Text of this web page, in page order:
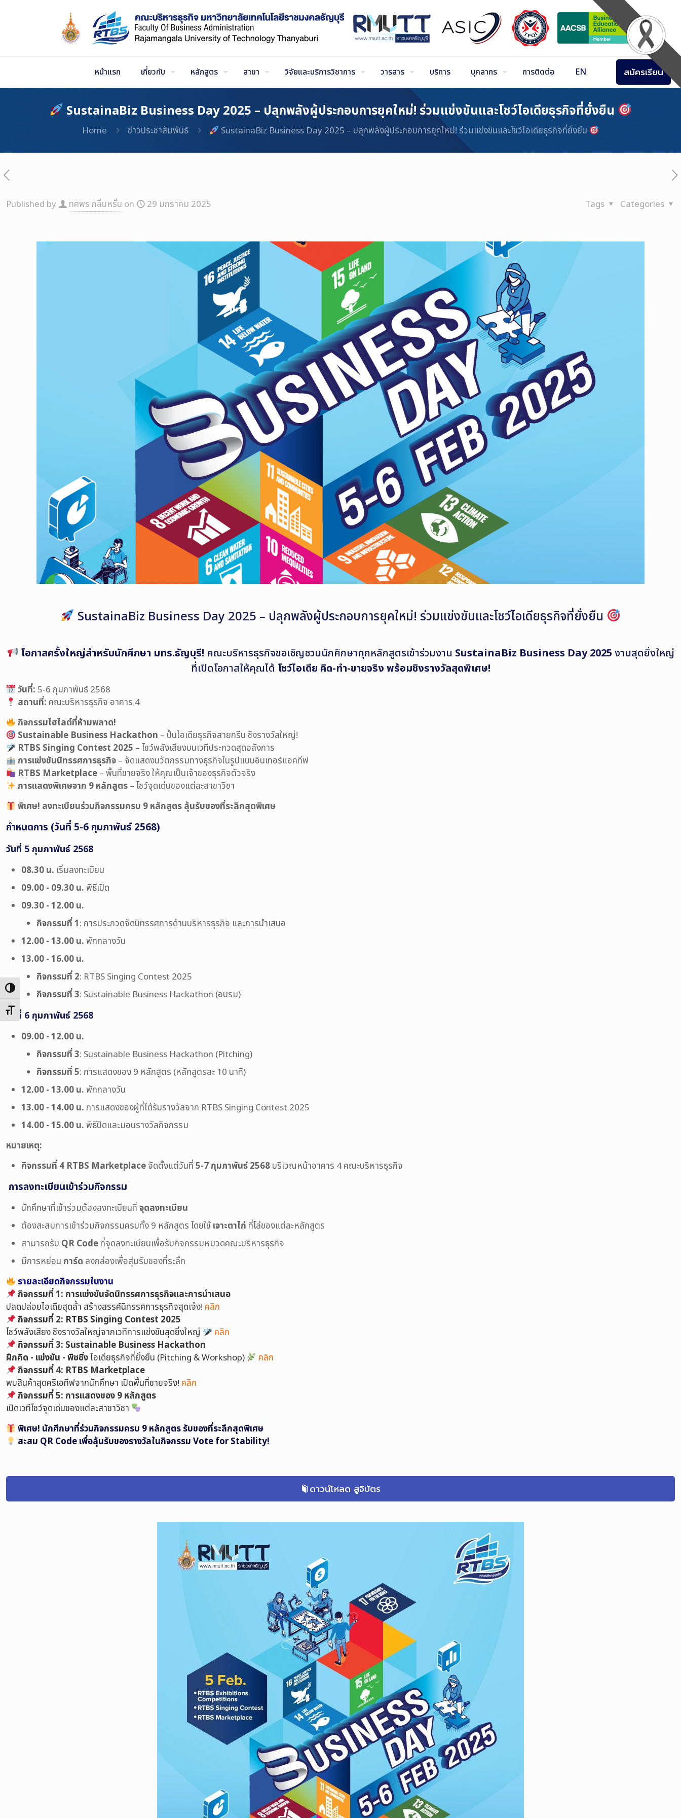
Toggle High Contrast
Toggle Font size
หน้าแรก เกี่ยวกับ หลักสูตร สาขา วิจัยและบริการวิชาการ วารสาร บริการ บุคลากร การติดต่อ EN สมัครเรียน
SustainaBiz Business Day 2025 – ปลุกพลังผู้ประกอบการยุคใหม่! ร่วมแข่งขันและโชว์ไอเดียธุรกิจที่ยั่งยืน
Home ข่าวประชาสัมพันธ์ SustainaBiz Business Day 2025 – ปลุกพลังผู้ประกอบการยุคใหม่! ร่วมแข่งขันและโชว์ไอเดียธุรกิจที่ยั่งยืน
Published by ทศพร กลิ่นหรั่น on 29 มกราคม 2025 Categories
Tags
SustainaBiz Business Day 2025 – ปลุกพลังผู้ประกอบการยุคใหม่! ร่วมแข่งขันและโชว์ไอเดียธุรกิจที่ยั่งยืน
โอกาสครั้งใหญ่สำหรับนักศึกษา มทร.ธัญบุรี! คณะบริหารธุรกิจขอเชิญชวนนักศึกษาทุกหลักสูตรเข้าร่วมงาน SustainaBiz Business Day 2025 งานสุดยิ่งใหญ่
ที่เปิดโอกาสให้คุณได้ โชว์ไอเดีย คิด-ทำ-ขายจริง พร้อมชิงรางวัลสุดพิเศษ!
วันที่: 5-6 กุมภาพันธ์ 2568
สถานที่: คณะบริหารธุรกิจ อาคาร 4
กิจกรรมไฮไลต์ที่ห้ามพลาด!
Sustainable Business Hackathon – ปั้นไอเดียธุรกิจสายกรีน ชิงรางวัลใหญ่!
RTBS Singing Contest 2025 – โชว์พลังเสียงบนเวทีประกวดสุดอลังการ
การแข่งขันนิทรรศการธุรกิจ– จัดแสดงนวัตกรรมทางธุรกิจในรูปแบบอินเทอร์แอคทีฟ
RTBS Marketplace– พื้นที่ขายจริง ให้คุณเป็นเจ้าของธุรกิจตัวจริง
การแสดงพิเศษจาก 9 หลักสูตร– โชว์จุดเด่นของแต่ละสาขาวิชา
พิเศษ! ลงทะเบียนร่วมกิจกรรมครบ 9 หลักสูตร ลุ้นรับของที่ระลึกสุดพิเศษ
กำหนดการ (วันที่ 5-6 กุมภาพันธ์ 2568)
วันที่ 5 กุมภาพันธ์ 2568
08.30 น. เริ่มลงทะเบียน
09.00 - 09.30 น.พิธีเปิด
09.30 - 12.00 น.
กิจกรรมที่ 1: การประกวดจัดนิทรรศการด้านบริหารธุรกิจ และการนำเสนอ
12.00 - 13.00 น.พักกลางวัน
13.00 - 16.00 น.
กิจกรรมที่ 2: RTBS Singing Contest 2025
กิจกรรมที่ 3: Sustainable Business Hackathon (อบรม)
วันที่ 6 กุมภาพันธ์ 2568
09.00 - 12.00 น.
กิจกรรมที่ 3: Sustainable Business Hackathon (Pitching)
กิจกรรมที่ 5: การแสดงของ 9 หลักสูตร (หลักสูตรละ 10 นาที)
12.00 - 13.00 น.พักกลางวัน
13.00 - 14.00 น. การแสดงของผู้ที่ได้รับรางวัลจาก RTBS Singing Contest 2025
14.00 - 15.00 น.พิธีปิดและมอบรางวัลกิจกรรม
หมายเหตุ:
กิจกรรมที่ 4 RTBS Marketplaceจัดตั้งแต่วันที่5-7 กุมภาพันธ์ 2568บริเวณหน้าอาคาร 4 คณะบริหารธุรกิจ
การลงทะเบียนเข้าร่วมกิจกรรม
นักศึกษาที่เข้าร่วมต้องลงทะเบียนที่จุดลงทะเบียน
ต้องสะสมการเข้าร่วมกิจกรรมครบทั้ง 9 หลักสูตร โดยใช้เจาะตาไก่ ที่โล่ของแต่ละหลักสูตร
สามารถรับ QR Codeที่จุดลงทะเบียนเพื่อรับกิจกรรมหมวดคณะบริหารธุรกิจ
มีการหย่อน การ์ด ลงกล่องเพื่อสุ่มรับของที่ระลึก
รายละเอียดกิจกรรมในงาน
กิจกรรมที่ 1: การแข่งขันจัดนิทรรศการธุรกิจและการนำเสนอ
ปลดปล่อยไอเดียสุดล้ำ สร้างสรรค์นิทรรศการธุรกิจสุดเจ๋ง! คลิก
กิจกรรมที่ 2: RTBS Singing Contest 2025
โชว์พลังเสียง ชิงรางวัลใหญ่จากเวทีการแข่งขันสุดยิ่งใหญ่
คลิก
กิจกรรมที่ 3: Sustainable Business Hackathon
ฝึกคิด - แข่งขัน - พิชชิ่งไอเดียธุรกิจที่ยั่งยืน (Pitching & Workshop)
คลิก
กิจกรรมที่ 4: RTBS Marketplace
พบสินค้าสุดครีเอทีฟจากนักศึกษา เปิดพื้นที่ขายจริง! คลิก
กิจกรรมที่ 5: การแสดงของ 9 หลักสูตร
เปิดเวทีโชว์จุดเด่นของแต่ละสาขาวิชา
พิเศษ! นักศึกษาที่ร่วมกิจกรรมครบ 9 หลักสูตร รับของที่ระลึกสุดพิเศษ
สะสม QR Code เพื่อลุ้นรับของรางวัลในกิจกรรม Vote for Stability!
ดาวน์โหลด สูจิบัตร